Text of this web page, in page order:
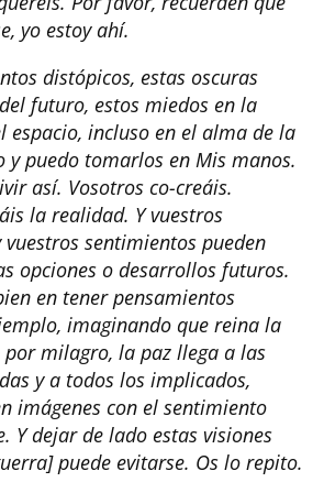
yo estoy ahí.
distópicos, estas oscuras
futuro, estos miedos en la
espacio, incluso en el alma de la
y puedo tomarlos en Mis manos.
así. Vosotros co-creáis.
la realidad. Y vuestros
sentimientos pueden
opciones o desarrollos futuros.
en tener pensamientos
imaginando que reina la
por milagro, la paz llega a las
y a todos los implicados,
imágenes con el sentimiento
Y dejar de lado estas visiones
puede evitarse. Os lo repito.